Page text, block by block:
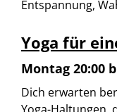
Entspannung,
Yoga für
Montag 20:00
Dich erwarten